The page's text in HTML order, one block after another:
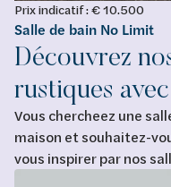
Prix indicatif : € 10.500
Salle de bain No Limit
Découvrez
rustiques
Vous chercheez une
maison et souhaitez-
vous inspirer par nos